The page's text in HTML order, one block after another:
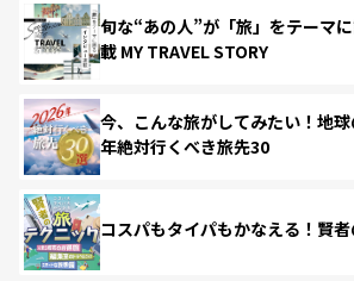
旬な“あの人”が「旅」をテーマ
載 MY TRAVEL STORY
今、こんな旅がしてみたい！地
年絶対行くべき旅先30
コスパもタイパもかなえる！賢